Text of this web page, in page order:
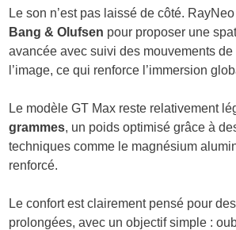
Le son n’est pas laissé de côté.
Bang & Olufsen pour proposer une
avancée avec suivi des mouvements
l’image, ce qui renforce l’immersion
Le modèle GT Max reste relativement
grammes, un poids optimisé grâce à
techniques comme le magnésium
renforcé.
Le confort est clairement pensé pour
prolongées, avec un objectif simple :